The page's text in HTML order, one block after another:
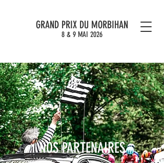
GRAND PRIX DU MORBIHAN
8 & 9 MAI 2026
NOS PARTENAIRES